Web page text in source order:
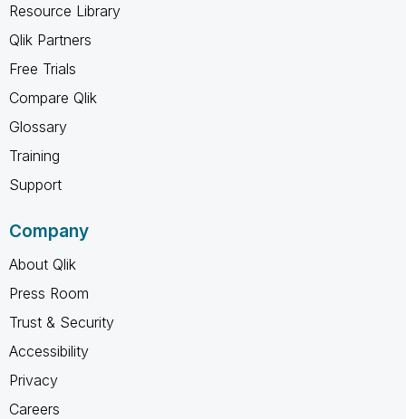
Resource Library
Qlik Partners
Free Trials
Compare Qlik
Glossary
Training
Support
Company
About Qlik
Press Room
Trust & Security
Accessibility
Privacy
Careers